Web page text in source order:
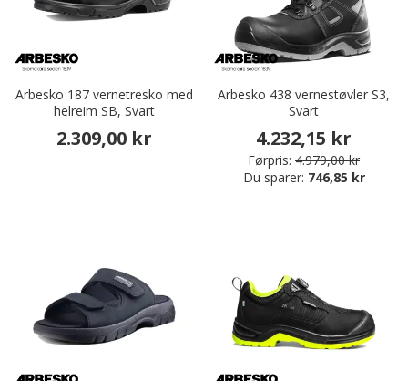
Arbesko 187 vernetresko med
helreim SB, Svart
2.309,00 kr
Arbesko 438 vernestøvler S3,
Svart
4.232,15 kr
Førpris: 4.979,00 kr
Du sparer: 746,85 kr